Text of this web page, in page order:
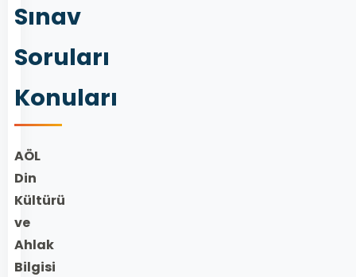
Sınav
Soruları
Konuları
AÖL
Din
Kültürü
ve
Ahlak
Bilgisi